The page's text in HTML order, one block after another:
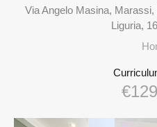
Via Angelo Masina,
Liguria,